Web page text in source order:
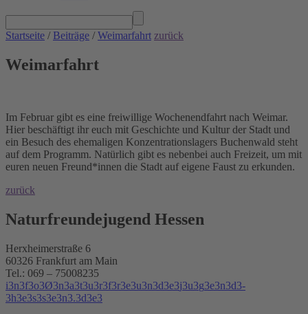
Startseite / Beiträge / Weimarfahrt zurück
Weimarfahrt
Im Februar gibt es eine freiwillige Wochenendfahrt nach Weimar.
Hier beschäftigt ihr euch mit Geschichte und Kultur der Stadt und
ein Besuch des ehemaligen Konzentrationslagers Buchenwald steht
auf dem Programm. Natürlich gibt es nebenbei auch Freizeit, um mit
euren neuen Freund*innen die Stadt auf eigene Faust zu erkunden.
zurück
Naturfreundejugend Hessen
Herxheimerstraße 6
60326 Frankfurt am Main
Tel.: 069 – 75008235
i3n3f3o3Ø3n3a3t3u3r3f3r3e3u3n3d3e3j3u3g3e3n3d3-
3h3e3s3s3e3n3.3d3e3